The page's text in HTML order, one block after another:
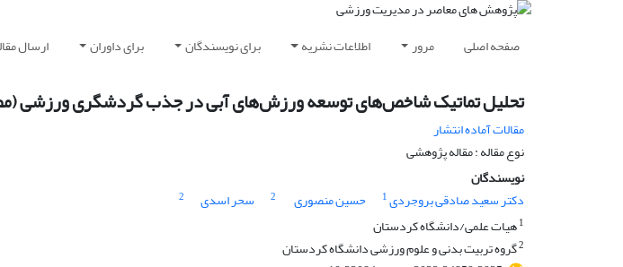
صفحه اصلی مرور اطلاعات نشریه برای نویسندگان برای داوران ارسال
تحلیل تماتیک شاخص‌های توسعه ورزش‌های آبی در جذب گردشگری ورزشی
مقالات آماده انتشار
نوع مقاله : مقاله پژوهشی
نویسندگان
دکتر سعید صادقی بروجردی1 حسین منصوری 2 سحر اسدی
2
1هیات علمی/دانشگاه کردستان
2گروه تربیت بدنی و علوم ورزشی دانشگاه کردستان